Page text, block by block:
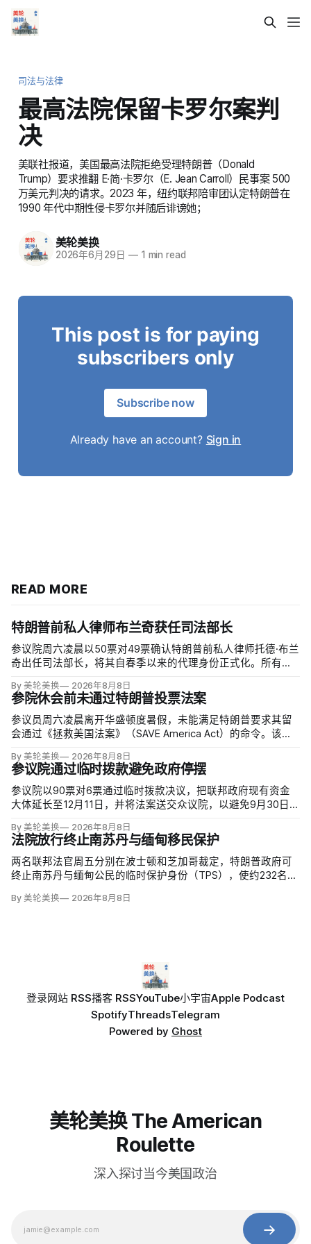
司法与法律
最高法院保留卡罗尔案判
决
美联社报道，美国最高法院拒绝受理特朗普（Donald
Trump）要求推翻 E·简·卡罗尔（E. Jean Carroll）民事案 500
万美元判决的请求。2023 年，纽约联邦陪审团认定特朗普在
1990 年代中期性侵卡罗尔并随后诽谤她；
美轮美换
2026年6月29日 —1 min read
This post is for paying
subscribers only
Subscribe now
Already have an account? Sign in
READ MORE
特朗普前私人律师布兰奇获任司法部长
参议院周六凌晨以50票对49票确认特朗普前私人律师托德·布兰
奇出任司法部长，将其自春季以来的代理身份正式化。所有出
斯倒戈；长期因健康缺席的米奇·麦康奈尔未投票。比尔·卡西迪
最终支持，使提名得以过关。
By 美轮美换 2026年8月8日
参院休会前未通过特朗普投票法案
参议员周六凌晨离开华盛顿度暑假，未能满足特朗普要求其留
会通过《拯救美国法案》（SAVE America Act）的命令。该法
足够支持，更不可能达到参议院推进多数法案所需的60票。
By 美轮美换 2026年8月8日
参议院通过临时拨款避免政府停摆
参议院以90票对6票通过临时拨款决议，把联邦政府现有资金
大体延长至12月11日，并将法案送交众议院，以避免9月30日财
依靠共和党支持的版本多维持一周；参议院多数法案需60票推
进，共和党领导层因此与民主党拨款负责人谈判。
By 美轮美换 2026年8月8日
法院放行终止南苏丹与缅甸移民保护
两名联邦法官周五分别在波士顿和芝加哥裁定，特朗普政府可
终止南苏丹与缅甸公民的临时保护身份（TPS），使约232名南
障。两国分别因长期武装冲突及2021年军事政变后动荡而获指
By 美轮美换 2026年8月8日
登录网站 RSS播客 RSSYouTube小宇宙Apple Podcast
SpotifyThreadsTelegram
Powered by Ghost
美轮美换 The American
Roulette
深入探讨当今美国政治